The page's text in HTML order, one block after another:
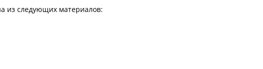
из следующих материалов: